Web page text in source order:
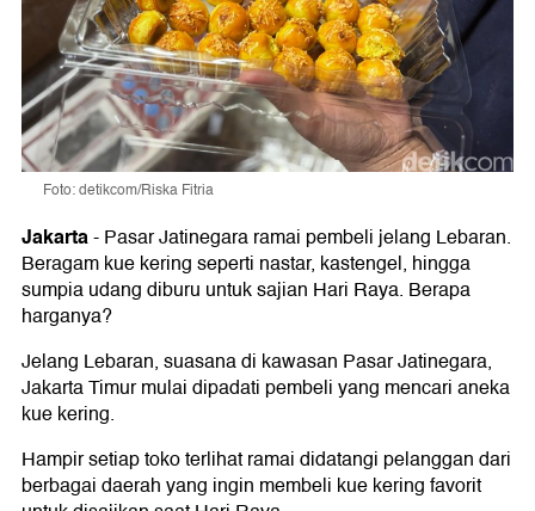
Foto: detikcom/Riska Fitria
Jakarta-Pasar Jatinegara ramai pembeli jelang Lebaran.
Beragam kue kering seperti nastar, kastengel, hingga
sumpia udang diburu untuk sajian Hari Raya. Berapa
harganya?
Jelang Lebaran, suasana di kawasan Pasar Jatinegara,
Jakarta Timur mulai dipadati pembeli yang mencari aneka
kue kering.
Hampir setiap toko terlihat ramai didatangi pelanggan dari
berbagai daerah yang ingin membeli kue kering favorit